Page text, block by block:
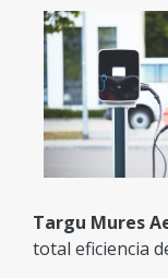
Targu Mures
total eficiencia